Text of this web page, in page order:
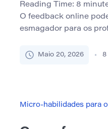
Reading Time: 8
O feedback online
esmagador para os
rascunhos a serem
parecer impossível dar
Maio 20, 2026 8
Micro-habilidades para